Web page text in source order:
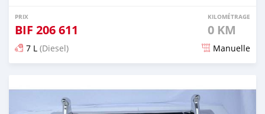
PRIX
BIF 206 611
KILOMÉTRAGE
0 KM
7 L (Diesel) Manuelle